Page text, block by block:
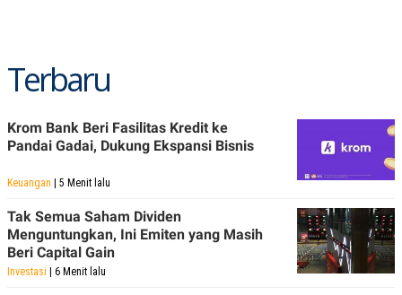
Terbaru
Krom Bank Beri Fasilitas Kredit ke
Pandai Gadai, Dukung Ekspansi Bisnis
Keuangan | 5 Menit lalu
Tak Semua Saham Dividen
Menguntungkan, Ini Emiten yang Masih
Beri Capital Gain
Investasi | 6 Menit lalu